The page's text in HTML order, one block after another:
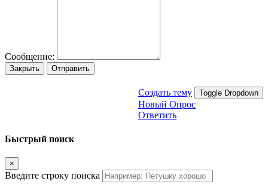
Сообщение:
Закрыть Отправить
Создать тему Toggle Dropdown
Новый Опрос
Ответить
Быстрый поиск
×
Введите строку поиска